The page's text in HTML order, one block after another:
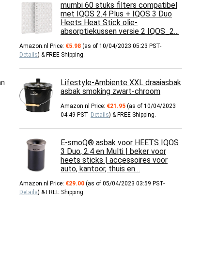
mumbi 60 stuks filters compatibel
met IQOS 2.4 Plus + IQOS 3 Duo
Heets Heat Stick olie-
absorptiekussen versie 2 IQOS_2…
Amazon.nl Price: €5.98 (as of 10/04/2023 05:23 PST-
Details) & FREE Shipping.
Lifestyle-Ambiente XXL draaiasbak
asbak smoking zwart-chroom
Amazon.nl Price: €21.95 (as of 10/04/2023
04:49 PST- Details) & FREE Shipping.
E-smoQ® asbak voor HEETS IQOS
3 Duo, 2.4 en Multi | beker voor
heets sticks | accessoires voor
auto, kantoor, thuis en…
Amazon.nl Price: €29.00 (as of 05/04/2023 03:59 PST-
Details) & FREE Shipping.